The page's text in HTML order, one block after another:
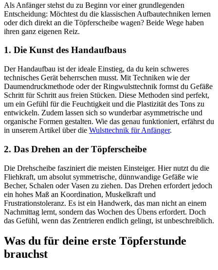
Als Anfänger stehst du zu Beginn vor einer grundlegenden
Entscheidung: Möchtest du die klassischen Aufbautechniken lernen
oder dich direkt an die Töpferscheibe wagen? Beide Wege haben
ihren ganz eigenen Reiz.
1. Die Kunst des Handaufbaus
Der Handaufbau ist der ideale Einstieg, da du kein schweres
technisches Gerät beherrschen musst. Mit Techniken wie der
Daumendruckmethode oder der Ringwulsttechnik formst du Gefäße
Schritt für Schritt aus freien Stücken. Diese Methoden sind perfekt,
um ein Gefühl für die Feuchtigkeit und die Plastizität des Tons zu
entwickeln. Zudem lassen sich so wunderbar asymmetrische und
organische Formen gestalten. Wie das genau funktioniert, erfährst du
in unserem Artikel über die Wulsttechnik für Anfänger.
2. Das Drehen an der Töpferscheibe
Die Drehscheibe fasziniert die meisten Einsteiger. Hier nutzt du die
Fliehkraft, um absolut symmetrische, dünnwandige Gefäße wie
Becher, Schalen oder Vasen zu ziehen. Das Drehen erfordert jedoch
ein hohes Maß an Koordination, Muskelkraft und
Frustrationstoleranz. Es ist ein Handwerk, das man nicht an einem
Nachmittag lernt, sondern das Wochen des Übens erfordert. Doch
das Gefühl, wenn das Zentrieren endlich gelingt, ist unbeschreiblich.
Was du für deine erste Töpferstunde
brauchst